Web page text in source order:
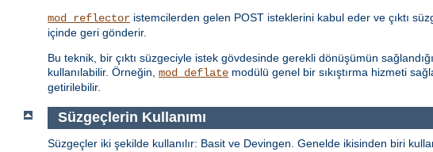
mod_reflector istemcilerden gelen POST isteklerini kabul eder ve çıktı
içinde geri gönderir.
Bu teknik, bir çıktı süzgeciyle istek gövdesinde gerekli dönüşümün
kullanılabilir. Örneğin, mod_deflate modülü genel bir sıkıştırma hizmeti
getirilebilir.
Süzgeçlerin Kullanımı
Süzgeçler iki şekilde kullanılır: Basit ve Devingen. Genelde ikisinden biri